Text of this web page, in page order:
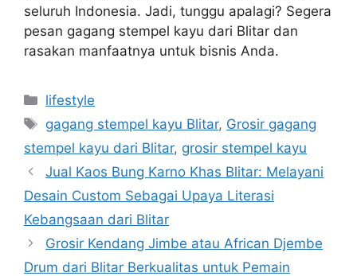
seluruh Indonesia. Jadi, tunggu apalagi? Segera
pesan gagang stempel kayu dari Blitar dan
rasakan manfaatnya untuk bisnis Anda.
Categories
lifestyle
Tags
gagang stempel kayu Blitar, Grosir gagang
stempel kayu dari Blitar, grosir stempel kayu
Jual Kaos Bung Karno Khas Blitar: Melayani
Desain Custom Sebagai Upaya Literasi
Kebangsaan dari Blitar
Grosir Kendang Jimbe atau African Djembe
Drum dari Blitar Berkualitas untuk Pemain